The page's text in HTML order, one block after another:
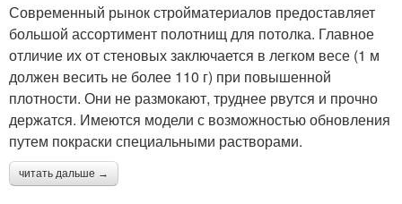
Современный рынок стройматериалов предоставляет
большой ассортимент полотнищ для потолка. Главное
отличие их от стеновых заключается в легком весе (1 м
должен весить не более 110 г) при повышенной
плотности. Они не размокают, труднее рвутся и прочно
держатся. Имеются модели с возможностью обновления
путем покраски специальными растворами.
читать дальше →